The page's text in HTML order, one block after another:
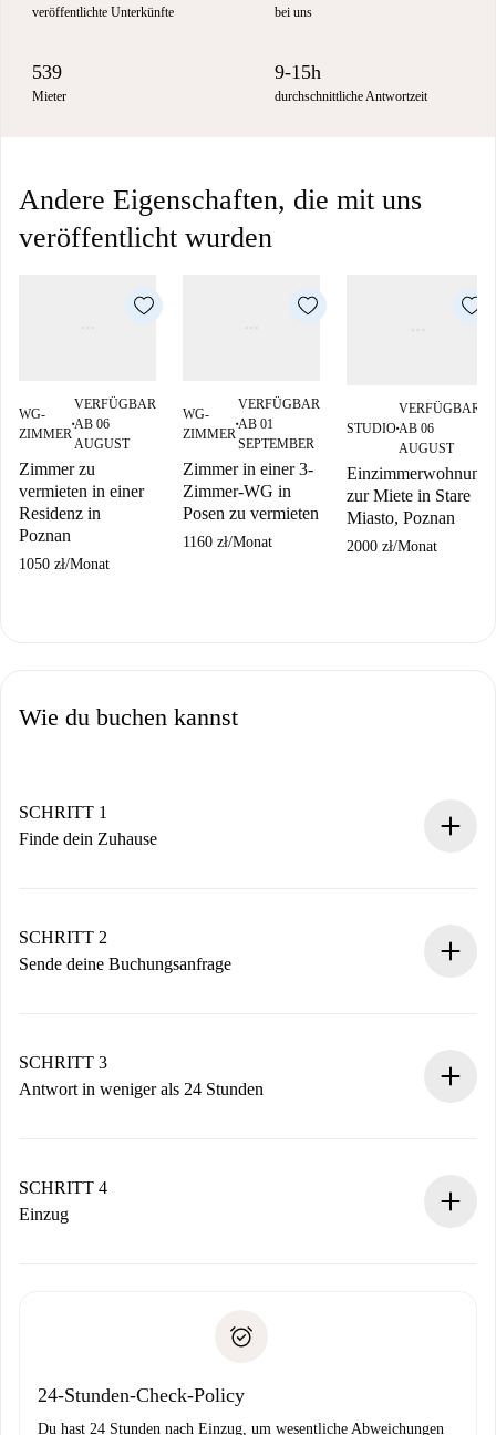
veröffentlichte Unterkünfte bei uns
539
Mieter
9-15h
durchschnittliche Antwortzeit
Andere Eigenschaften, die mit uns
veröffentlicht wurden
WG-
ZIMMER
■
VERFÜGBAR
AB 06
AUGUST
Zimmer zu
vermieten in einer
Residenz in
Poznan
1050 zł/Monat
WG-
ZIMMER
■
VERFÜGBAR
AB 01
SEPTEMBER
Zimmer in einer 3-
Zimmer-WG in
Posen zu vermieten
1160 zł/Monat
STUDIO■
VERFÜGBAR
AB 06
AUGUST
Einzimmerwohnung
zur Miete in Stare
Miasto, Poznan
2000 zł/Monat
Wie du buchen kannst
SCHRITT 1
Finde dein Zuhause
Du erhältst alle notwendigen Informationen im Voraus.
SCHRITT 2
Sende deine Buchungsanfrage
Denk daran, dass wir dich erst belasten, wenn der
Vermieter zustimmt.
SCHRITT 3
Antwort in weniger als 24 Stunden
stellen den Kontakt her.
Wenn der Vermieter ablehnen muss, entstehen keine
SCHRITT 4
Einzug
24-Stunden-Check-Policy
Du hast 24 Stunden nach Einzug, um wesentliche Abweichungen